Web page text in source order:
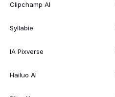
Clipchamp AI
Syllabie
IA Pixverse
Hailuo AI